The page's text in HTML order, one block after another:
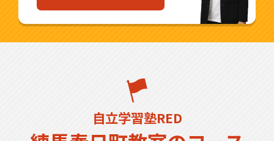
自立学習塾RED